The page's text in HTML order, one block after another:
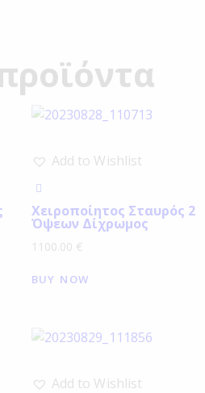
Add to Wishlist
Χειροποίητος Σταυρός 2
Όψεων Δίχρωμος
1100.00 €
BUY NOW
Add to Wishlist